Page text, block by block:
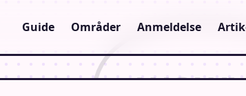
Guide Områder Anmeldelse